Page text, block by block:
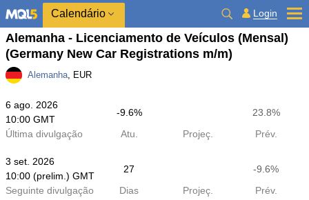
Calendário Login
Alemanha - Licenciamento de Veículos (Mensal)
(Germany New Car Registrations m/m)
Alemanha, EUR
6 ago. 2026
10:00 GMT
-9.6%
23.8%
Última divulgação
Atu. Projeç. Prév.
3 set. 2026
10:00 (prelim.) GMT
27
-9.6%
Seguinte divulgação
Dias Projeç. Prév.